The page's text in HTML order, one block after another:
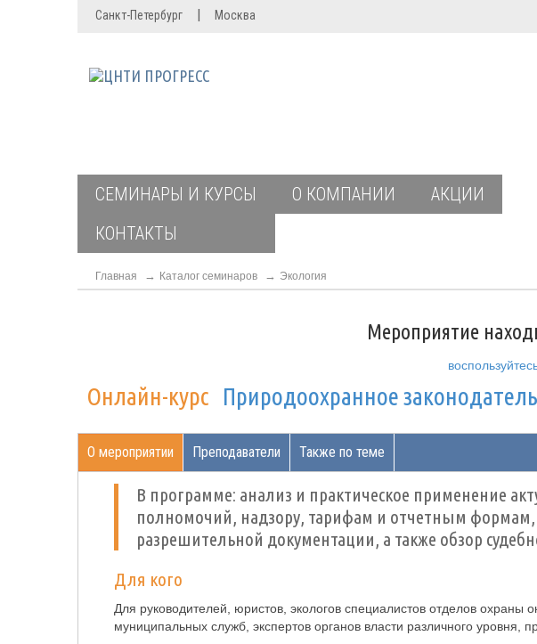
Санкт-Петербург | Москва
СЕМИНАРЫ И КУРСЫ О КОМПАНИИ
АКЦИИ
КОНТАКТЫ
Главная Каталог семинаров Экология
Мероприятие
Онлайн-курс Природоохранное
О мероприятии Преподаватели Также по теме
В программе: анализ и практическое применение
полномочий, надзору, тарифам и отчетным
разрешительной документации, а также обзор
Для кого
Для руководителей, юристов, экологов специалистов отделов
муниципальных служб, экспертов органов власти различного уровня,